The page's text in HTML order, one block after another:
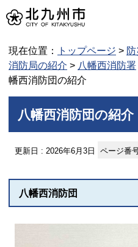
現在位置： トップページ >
消防局の紹介 > 八幡西消防署
幡西消防団の紹介
八幡西消防団の紹介
更新日 : 2026年6月3日 ページ番
八幡西消防団